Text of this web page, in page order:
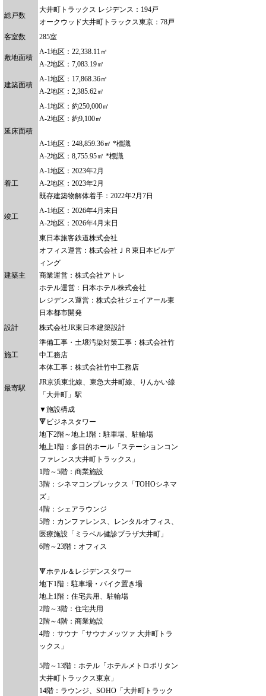
総戸数
大井町トラックス レジデンス：194戸
オークウッド大井町トラックス東京：78戸
客室数
285室
敷地面積
A-1地区：22,338.11㎡
A-2地区：7,083.19㎡
建築面積
A-1地区：17,868.36㎡
A-2地区：2,385.62㎡
延床面積
A-1地区：約250,000㎡
A-2地区：約9,100㎡
A-1地区：248,859.36㎡ *標識
A-2地区：8,755.95㎡ *標識
着工
A-1地区：2023年2月
A-2地区：2023年2月
既存建築物解体着手：2022年2月7日
竣工
A-1地区：2026年4月末日
A-2地区：2026年4月末日
建築主
東日本旅客鉄道株式会社
オフィス運営：株式会社ＪＲ東日本ビルデ
ィング
商業運営：株式会社アトレ
ホテル運営：日本ホテル株式会社
レジデンス運営：株式会社ジェイアール東
日本都市開発
設計
株式会社JR東日本建築設計
施工
準備工事・土壌汚染対策工事：株式会社竹
中工務店
本体工事：株式会社竹中工務店
最寄駅
JR京浜東北線、東急大井町線、りんかい線
「大井町」駅
▼施設構成
🔻ビジネスタワー
地下2階～地上1階：駐車場、駐輪場
地上1階：多目的ホール「ステーションコン
ファレンス大井町トラックス」
1階～5階：商業施設
3階：シネマコンプレックス「TOHOシネマ
ズ」
4階：シェアラウンジ
5階：カンファレンス、レンタルオフィス、
医療施設「ミラベル健診プラザ大井町」
6階～23階：オフィス
🔻ホテル＆レジデンスタワー
地下1階：駐車場・バイク置き場
地上1階：住宅共用、駐輪場
2階～3階：住宅共用
2階～4階：商業施設
4階：サウナ「サウナメッツァ 大井町トラ
ックス」
5階～13階：ホテル「ホテルメトロポリタン
大井町トラックス東京」
14階：ラウンジ、SOHO「大井町トラック